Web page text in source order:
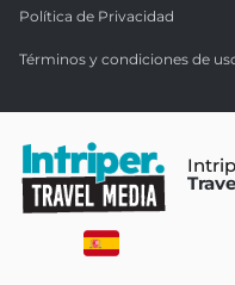
Política de Privacidad
Términos y condiciones de